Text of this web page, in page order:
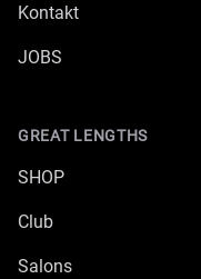
Kontakt
JOBS
GREAT LENGTHS
SHOP
Club
Salons